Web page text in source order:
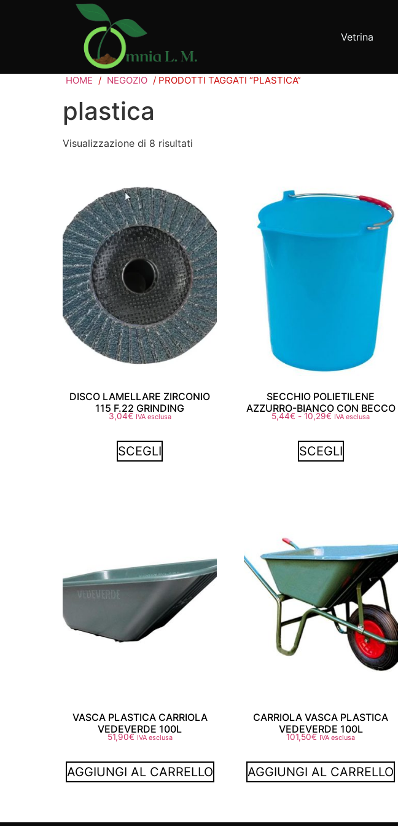
Vetrina
HOME / NEGOZIO / PRODOTTI TAGGATI “PLASTICA”
plastica
Visualizzazione di 8 risultati
DISCO LAMELLARE ZIRCONIO
115 F.22 GRINDING
3,04€ IVA esclusa
SCEGLI
SECCHIO POLIETILENE
AZZURRO-BIANCO CON BECCO
5,44€ - 10,29€ IVA esclusa
SCEGLI
VASCA PLASTICA CARRIOLA
VEDEVERDE 100L
51,90€ IVA esclusa
AGGIUNGI AL CARRELLO
CARRIOLA VASCA PLASTICA
VEDEVERDE 100L
101,50€ IVA esclusa
AGGIUNGI AL CARRELLO